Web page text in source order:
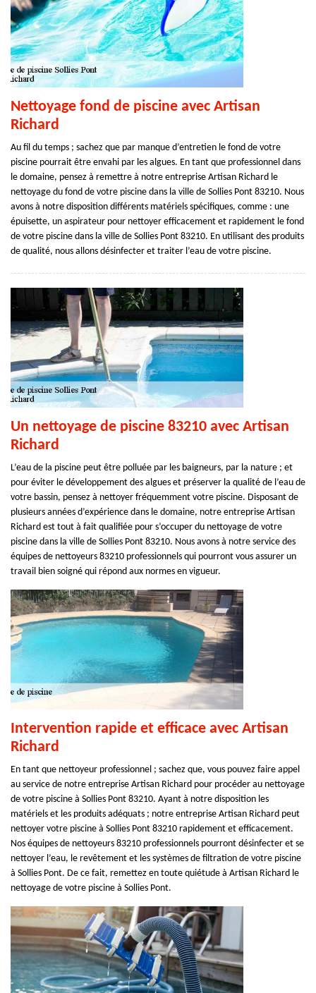
Nettoyage fond de piscine avec Artisan
Richard
Au fil du temps ; sachez que par manque d’entretien le fond de votre
piscine pourrait être envahi par les algues. En tant que professionnel dans
le domaine, pensez à remettre à notre entreprise Artisan Richard le
nettoyage du fond de votre piscine dans la ville de Sollies Pont 83210. Nous
avons à notre disposition différents matériels spécifiques, comme : une
épuisette, un aspirateur pour nettoyer efficacement et rapidement le fond
de votre piscine dans la ville de Sollies Pont 83210. En utilisant des produits
de qualité, nous allons désinfecter et traiter l’eau de votre piscine.
Un nettoyage de piscine 83210 avec Artisan
Richard
L’eau de la piscine peut être polluée par les baigneurs, par la nature ; et
pour éviter le développement des algues et préserver la qualité de l’eau de
votre bassin, pensez à nettoyer fréquemment votre piscine. Disposant de
plusieurs années d’expérience dans le domaine, notre entreprise Artisan
Richard est tout à fait qualifiée pour s’occuper du nettoyage de votre
piscine dans la ville de Sollies Pont 83210. Nous avons à notre service des
équipes de nettoyeurs 83210 professionnels qui pourront vous assurer un
travail bien soigné qui répond aux normes en vigueur.
Intervention rapide et efficace avec Artisan
Richard
En tant que nettoyeur professionnel ; sachez que, vous pouvez faire appel
au service de notre entreprise Artisan Richard pour procéder au nettoyage
de votre piscine à Sollies Pont 83210. Ayant à notre disposition les
matériels et les produits adéquats ; notre entreprise Artisan Richard peut
nettoyer votre piscine à Sollies Pont 83210 rapidement et efficacement.
Nos équipes de nettoyeurs 83210 professionnels pourront désinfecter et se
nettoyer l’eau, le revêtement et les systèmes de filtration de votre piscine
à Sollies Pont. De ce fait, remettez en toute quiétude à Artisan Richard le
nettoyage de votre piscine à Sollies Pont.